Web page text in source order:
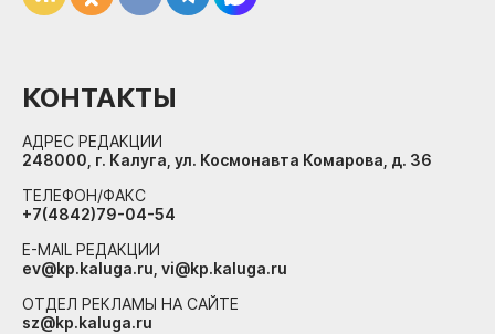
КОНТАКТЫ
АДРЕС РЕДАКЦИИ
248000, г. Калуга, ул. Космонавта Комарова, д. 36
ТЕЛЕФОН/ФАКС
+7(4842)79-04-54
E-MAIL РЕДАКЦИИ
ev@kp.kaluga.ru, vi@kp.kaluga.ru
ОТДЕЛ РЕКЛАМЫ НА САЙТЕ
sz@kp.kaluga.ru